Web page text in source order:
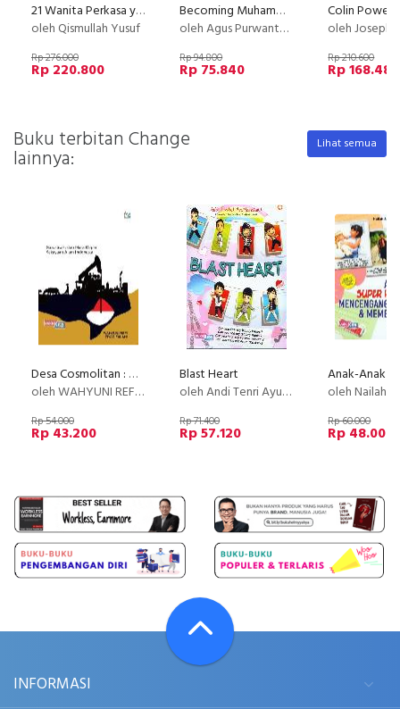
21 Wanita Perkasa yang ditempa oleh Budaya Aceh
oleh Qismullah Yusuf
Rp 276.000
Rp 220.800
Becoming Muhammadiyah
oleh Agus Purwanto, dkk.
Rp 94.800
Rp 75.840
oleh Joseph E.
Rp 210.600
Rp 168.480
Buku terbitan Change
lainnya:
Lihat semua
Desa Cosmolitan : Globalisasi&Masa Depan Kekayaan Alam
oleh WAHYUNI REFI ZIYAD FALAHI
Rp 54.000
Rp 43.200
Blast Heart
oleh Andi Tenri Ayu Mayasari
Rp 71.400
Rp 57.120
oleh Nailah
Rp 60.000
Rp 48.000
INFORMASI